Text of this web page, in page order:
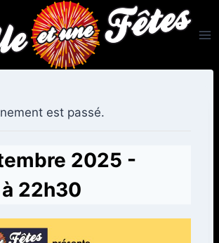
est passé.
2025 -
à 22h30